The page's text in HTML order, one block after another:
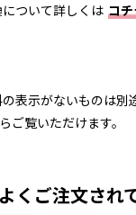
ついて詳しくは コ
表示がないものは別
ご覧いただけます。
くご注文され